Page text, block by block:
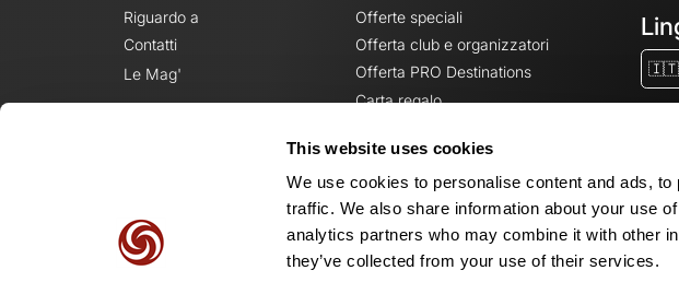
This website uses cookies
We use cookies to personalise content and ads,
traffic. We also share information about your use
analytics partners who may combine it with other
they’ve collected from your use of their services.
Riguardo a
Contatti
Le Mag'
Offerte speciali
Offerta club e organizzatori
Offerta PRO Destinations
Carta regalo
🇮🇹